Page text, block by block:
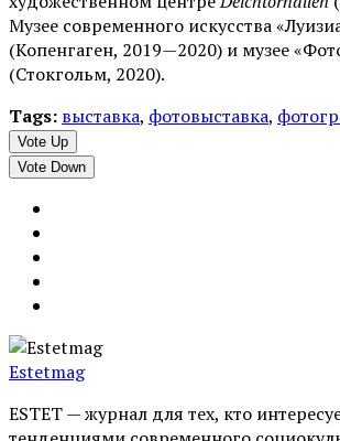
Музее современного искусства
(Копенгаген, 2019—2020) и музее
(Стокгольм, 2020).
Tags: выставка, фотовыставка,
Vote Up
Vote Down
Estetmag
ESTET — журнал для тех, кто